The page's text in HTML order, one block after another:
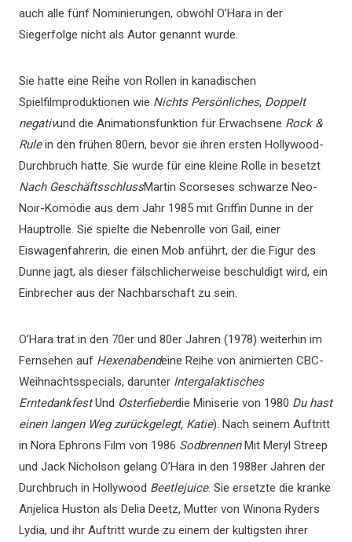
auch alle fünf Nominierungen, obwohl O’Hara in der
Siegerfolge nicht als Autor genannt wurde.
Sie hatte eine Reihe von Rollen in kanadischen
Spielfilmproduktionen wie Nichts Persönliches, Doppelt
negativund die Animationsfunktion für Erwachsene Rock &
Rulein den frühen 80ern, bevor sie ihren ersten Hollywood-
Durchbruch hatte. Sie wurde für eine kleine Rolle in besetzt
Nach GeschäftsschlussMartin Scorseses schwarze Neo-
Noir-Komödie aus dem Jahr 1985 mit Griffin Dunne in der
Hauptrolle. Sie spielte die Nebenrolle von Gail, einer
Eiswagenfahrerin, die einen Mob anführt, der die Figur des
Dunne jagt, als dieser fälschlicherweise beschuldigt wird, ein
Einbrecher aus der Nachbarschaft zu sein.
O’Hara trat in den 70er und 80er Jahren (1978) weiterhin im
Fernsehen auf Hexenabendeine Reihe von animierten CBC-
Weihnachtsspecials, darunter Intergalaktisches
ErntedankfestUnd Osterfieberdie Miniserie von 1980 Du hast
einen langen Weg zurückgelegt, Katie). Nach seinem Auftritt
in Nora Ephrons Film von 1986 SodbrennenMit Meryl Streep
und Jack Nicholson gelang O’Hara in den 1988er Jahren der
Durchbruch in Hollywood Beetlejuice. Sie ersetzte die kranke
Anjelica Huston als Delia Deetz, Mutter von Winona Ryders
Lydia, und ihr Auftritt wurde zu einem der kultigsten ihrer